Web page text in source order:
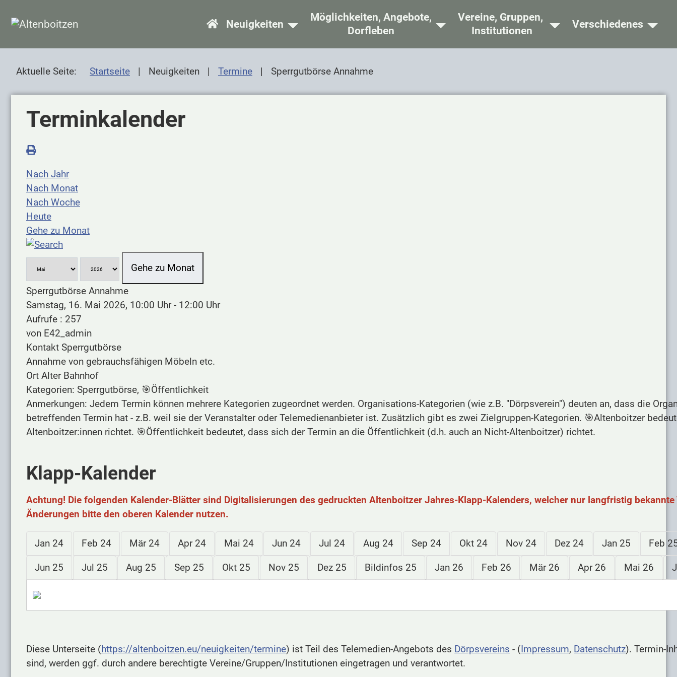
SKIP TO MAIN CONTENT
Home
Neuigkeiten
Möglichkeiten, Angebote,
Dorfleben
Vereine, Gruppen,
Institutionen
Verschiedenes
Aktuelle Seite: Startseite Neuigkeiten Termine Sperrgutbörse Annahme
Terminkalender
Nach Jahr
Nach Monat
Nach Woche
Heute
Gehe zu Monat
Gehe zu Monat
Sperrgutbörse Annahme
Samstag, 16. Mai 2026, 10:00 Uhr - 12:00 Uhr
Aufrufe : 257
von E42_admin
Kontakt Sperrgutbörse
Annahme von gebrauchsfähigen Möbeln etc.
Ort Alter Bahnhof
Kategorien: Sperrgutbörse, 🎯Öffentlichkeit
Anmerkungen: Jedem Termin können mehrere Kategorien zugeordnet werden. Organisations-Kategorien (wie z.B. "Dörpsverein") deuten an, dass die
betreffenden Termin hat - z.B. weil sie der Veranstalter oder Telemedienanbieter ist. Zusätzlich gibt es zwei Zielgruppen-Kategorien. 🎯Altenboitzer
Altenboitzer:innen richtet. 🎯Öffentlichkeit bedeutet, dass sich der Termin an die Öffentlichkeit (d.h. auch an Nicht-Altenboitzer) richtet.
Klapp-Kalender
Achtung! Die folgenden Kalender-Blätter sind Digitalisierungen des gedruckten Altenboitzer Jahres-Klapp-Kalenders, welcher nur langfristig
Änderungen bitte den oberen Kalender nutzen.
Jan 24 Feb 24 Mär 24 Apr 24 Mai 24 Jun 24 Jul 24 Aug 24 Sep 24 Okt 24 Nov 24 Dez 24 Jan 25 Feb
Jun 25 Jul 25 Aug 25 Sep 25 Okt 25 Nov 25 Dez 25 Bildinfos 25 Jan 26 Feb 26 Mär 26 Apr 26 Mai 26
Diese Unterseite (https://altenboitzen.eu/neuigkeiten/termine) ist Teil des Telemedien-Angebots des Dörpsvereins - (Impressum, Datenschutz). Termin-
sind, werden ggf. durch andere berechtigte Vereine/Gruppen/Institutionen eingetragen und verantwortet.